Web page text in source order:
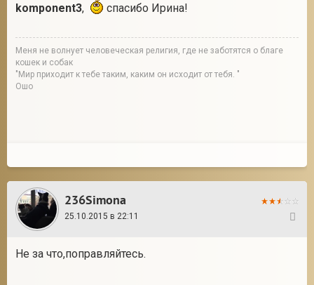
komponent3, спасибо Ирина!
Меня не волнует человеческая религия, где не заботятся о благе
кошек и собак
"Мир приходит к тебе таким, каким он исходит от тебя. "
Ошо
236Simona
25.10.2015 в 22:11
Не за что,поправляйтесь.